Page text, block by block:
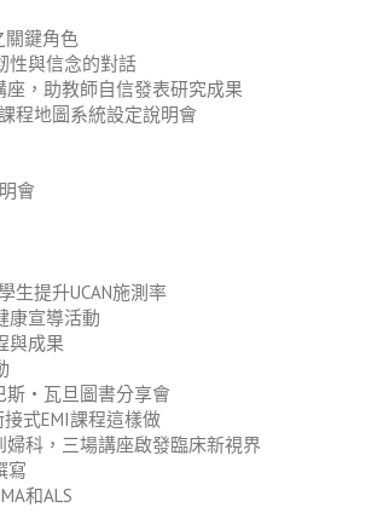
關鍵角色
性與信念的對話
，助教師自信發表研究成果
程地圖系統設定說明會
會
生提升UCAN施測率
康宣導活動
與成果
・瓦旦圖書分享會
式EMI課程這樣做
科，三場講座啟發臨床新視界
寫
和ALS